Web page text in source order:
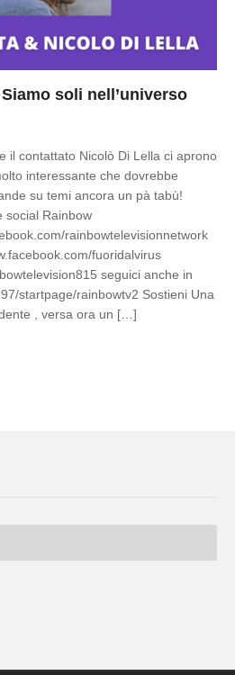
soli nell’universo
il contattato Nicolò Di Lella ci aprono
interessante che dovrebbe
su temi ancora un pà tabù!
social Rainbow
rainbowtelevisionnetwork
fuoridalvirus
seguici anche in
startpage/rainbowtv2 Sostieni Una
, versa ora un […]